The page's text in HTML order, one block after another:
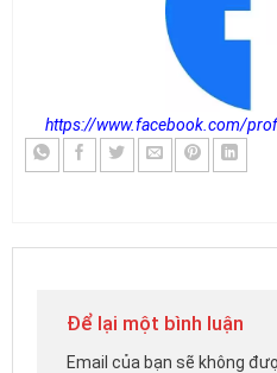
https://www.facebook.com/
Để lại một bình luận
Email của bạn sẽ không